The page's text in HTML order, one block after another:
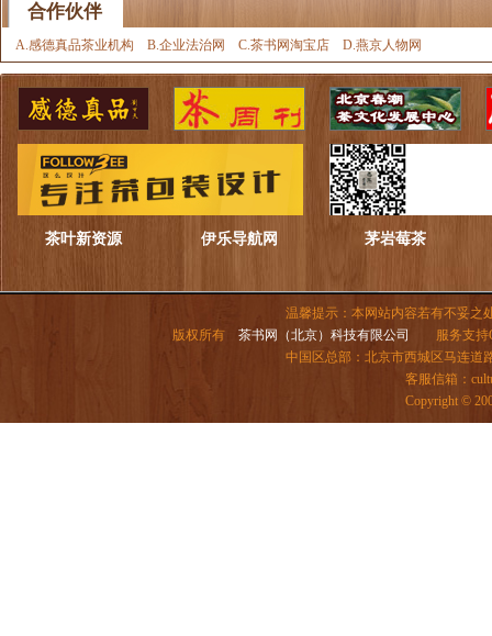
合作伙伴
A.感德真品茶业机构 B.企业法治网 C.茶书网淘宝店 D.燕京人物网
茶叶新资源 伊乐导航网 茅岩莓茶
温馨提示：本网站内容若有不妥之
版权所有茶书网（北京）科技有限公司
服务支持
中国区总部：北京市西城区马连道
客服信箱：
Copyright ©